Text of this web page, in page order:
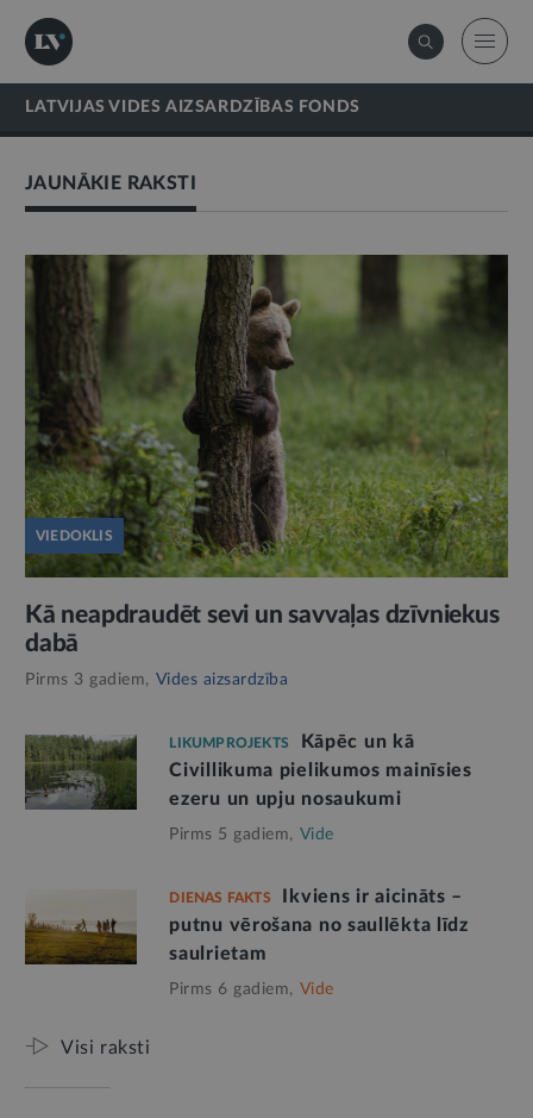
LATVIJAS VIDES AIZSARDZĪBAS FONDS
JAUNĀKIE RAKSTI
VIEDOKLIS
Kā neapdraudēt sevi un savvaļas dzīvniekus
dabā
Pirms 3 gadiem, Vides aizsardzība
LIKUMPROJEKTS
Kāpēc un kā
Civillikuma pielikumos mainīsies
ezeru un upju nosaukumi
Pirms 5 gadiem, Vide
DIENAS FAKTS
Ikviens ir aicināts –
putnu vērošana no saullēkta līdz
saulrietam
Pirms 6 gadiem, Vide
Visi raksti